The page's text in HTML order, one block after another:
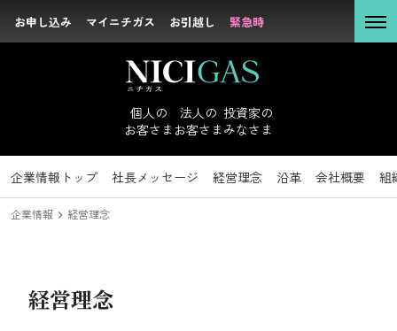
お申し込み マイニチガス お引越し 緊急時
個人の
お客さま
法人の
お客さま
投資家の
みなさま
投資家のみなさまトップ IRニュース 経営方針 IRライブラリ
サステナビリティトップ トップコミットメント 方針・マテリア
企業情報トップ 社長メッセージ 経営理念 沿革 会社概要 組
採用情報トップ 新卒採用 キャリア採用
お申し込み マイニチガス お引越し 緊急時
企業情報
経営理念
お客さま
投資家の
企業情報 経営理念
経営理念